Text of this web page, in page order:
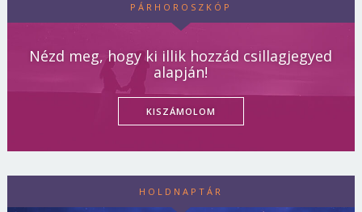
PÁRHOROSZKÓP
Nézd meg, hogy ki illik hozzád csillagjegyed
alapján!
KISZÁMOLOM
HOLDNAPTÁR